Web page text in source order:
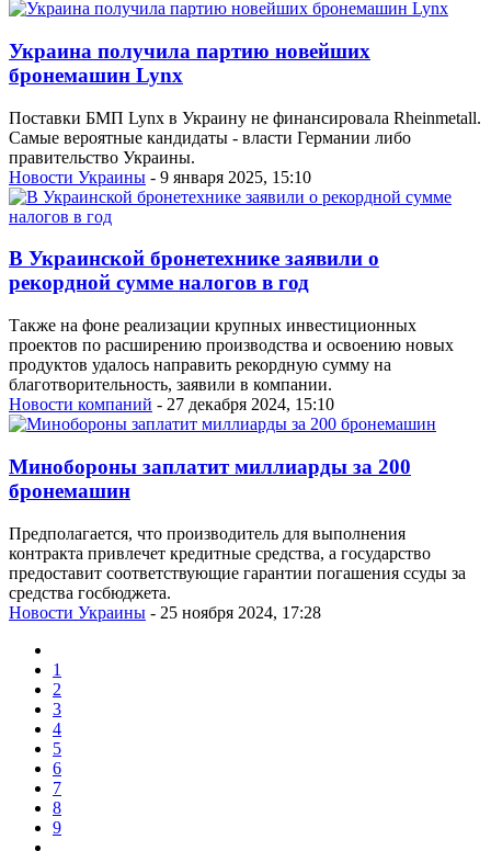
Украина получила партию новейших
бронемашин Lynx
Поставки БМП Lynx в Украину не финансировала Rheinmetall.
Самые вероятные кандидаты - власти Германии либо
правительство Украины.
Новости Украины - 9 января 2025, 15:10
В Украинской бронетехнике заявили о
рекордной сумме налогов в год
Также на фоне реализации крупных инвестиционных
проектов по расширению производства и освоению новых
продуктов удалось направить рекордную сумму на
благотворительность, заявили в компании.
Новости компаний - 27 декабря 2024, 15:10
Минобороны заплатит миллиарды за 200
бронемашин
Предполагается, что производитель для выполнения
контракта привлечет кредитные средства, а государство
предоставит соответствующие гарантии погашения ссуды за
средства госбюджета.
Новости Украины - 25 ноября 2024, 17:28
1
2
3
4
5
6
7
8
9